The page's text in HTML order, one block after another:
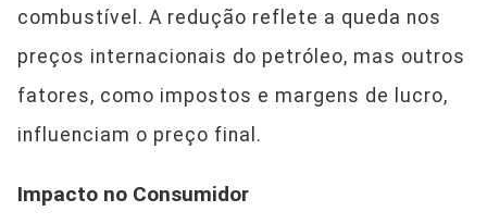
combustível. A redução reflete a queda nos
preços internacionais do petróleo, mas outros
fatores, como impostos e margens de lucro,
influenciam o preço final.
Impacto no Consumidor